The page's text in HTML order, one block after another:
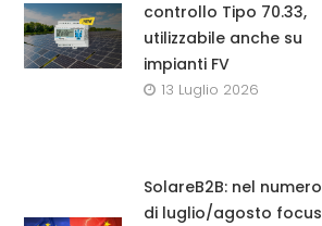
controllo Tipo 70.33,
utilizzabile anche su
impianti FV
13 Luglio 2026
SolareB2B: nel numero
di luglio/agosto focus